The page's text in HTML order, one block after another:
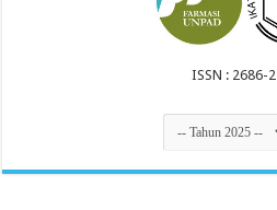
ISSN : 2686-